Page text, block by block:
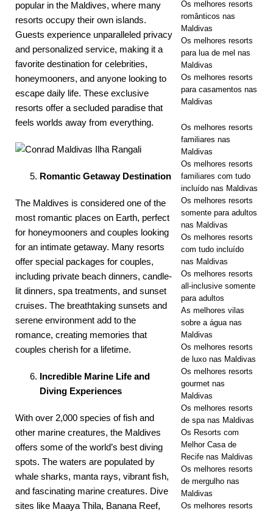
Oceânica
renovadas
HOTÉIS
E RESORTS
popular in the Maldives, where many
resorts occupy their own islands.
Guests experience unparalleled privacy
and personalized service, making it a
favorite destination for celebrities,
honeymooners, and anyone looking to
escape daily life. These exclusive
resorts offer a secluded paradise that
feels worlds away from everything.
Romantic Getaway Destination
The Maldives is considered one of the
most romantic places on Earth, perfect
for honeymooners and couples looking
for an intimate getaway. Many resorts
offer special packages for couples,
including private beach dinners, candle-
lit dinners, spa treatments, and sunset
cruises. The breathtaking sunsets and
serene environment add to the
romance, creating memories that
couples cherish for a lifetime.
Incredible Marine Life and
Diving Experiences
With over 2,000 species of fish and
other marine creatures, the Maldives
offers some of the world’s best diving
spots. The waters are populated by
whale sharks, manta rays, vibrant fish,
and fascinating marine creatures. Dive
sites like Maaya Thila, Banana Reef,
Os melhores resorts
românticos nas
Maldivas
Os melhores resorts
para lua de mel nas
Maldivas
Os melhores resorts
para casamentos nas
Maldivas
Os melhores resorts
familiares nas
Maldivas
Os melhores resorts
familiares com tudo
incluído nas Maldivas
Os melhores resorts
somente para adultos
nas Maldivas
Os melhores resorts
com tudo incluído
nas Maldivas
Os melhores resorts
all-inclusive somente
para adultos
As melhores vilas
sobre a água nas
Maldivas
Os melhores resorts
de luxo nas Maldivas
Os melhores resorts
gourmet nas
Maldivas
Os melhores resorts
de spa nas Maldivas
Os Resorts com
Melhor Casa de
Recife nas Maldivas
Os melhores resorts
de mergulho nas
Maldivas
Os melhores resorts